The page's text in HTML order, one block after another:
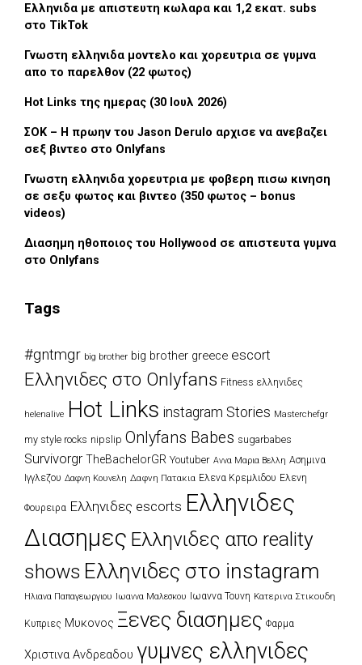
Ελληνιδα με απιστευτη κωλαρα και 1,2 εκατ. subs
στο TikTok
Γνωστη ελληνιδα μοντελο και χορευτρια σε γυμνα
απο το παρελθον (22 φωτος)
Hot Links της ημερας (30 Ιουλ 2026)
ΣΟΚ – Η πρωην του Jason Derulo αρχισε να ανεβαζει
σεξ βιντεο στο Onlyfans
Γνωστη ελληνιδα χορευτρια με φοβερη πισω κινηση
σε σεξυ φωτος και βιντεο (350 φωτος – bonus
videos)
Διασημη ηθοποιος του Hollywood σε απιστευτα γυμνα
στο Onlyfans
Tags
#gntmgr big brother big brother greece escort
Eλληνιδες στο Onlyfans Fitness ελληνιδες
helenalive Hot Links instagram Stories Masterchefgr
my style rocks nipslip Onlyfans Babes sugarbabes
Survivorgr TheBachelorGR Youtuber Αννα Μαρια Βελλη Ασημινα
Ιγγλεζου Δαφνη Κουνελη Δαφνη Πατακια Ελενα Κρεμλιδου Ελενη
Φουρειρα Ελληνιδες escorts Ελληνιδες
Διασημες Ελληνιδες απο reality
shows Ελληνιδες στο instagram
Ηλιανα Παπαγεωργιου Ιωαννα Μαλεσκου Ιωαννα Τουνη Κατερινα Στικουδη
Κυπριες Μυκονος Ξενες διασημες Φαρμα
Χριστινα Ανδρεαδου γυμνες ελληνιδες